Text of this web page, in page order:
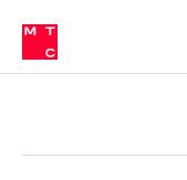
Медиа-центр
и акционерам
Устойчивое развитие
Комплаенс и деловая
компании
Карьера
в МТС